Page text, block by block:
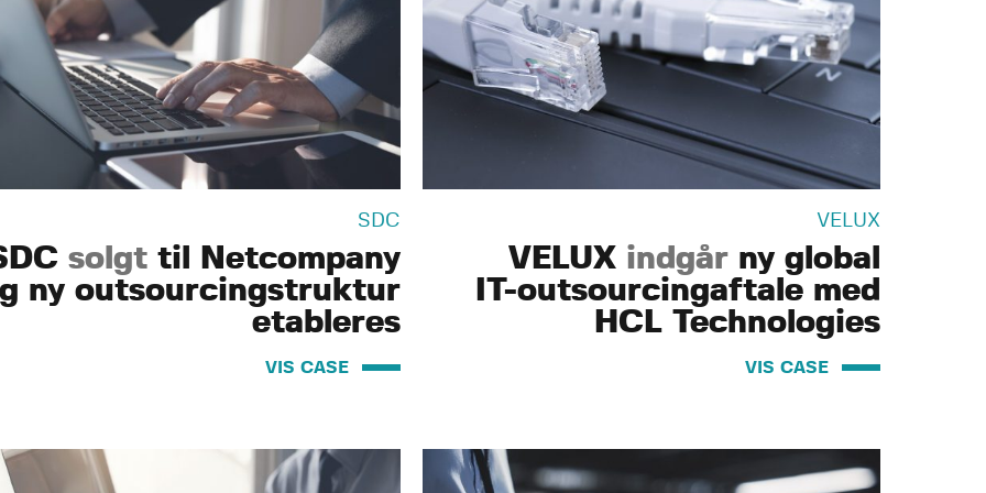
SDC
solgt til Netcompany
ny outsourcingstruktur
etableres
VIS CASE
VELUX
VELUX indgår ny global
IT-outsourcingaftale med
HCL Technologies
VIS CASE